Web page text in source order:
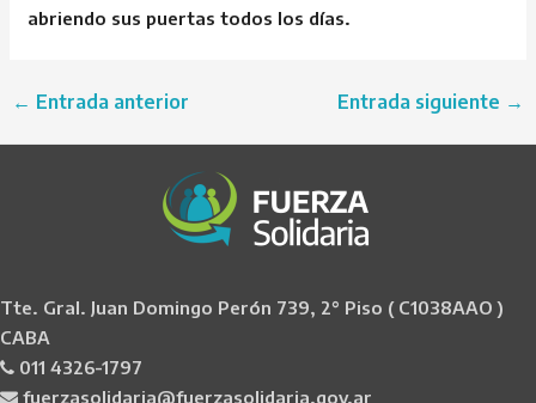
abriendo sus puertas todos los días.
← Entrada anterior Entrada siguiente →
Tte. Gral. Juan Domingo Perón 739, 2° Piso ( C1038AAO )
CABA
011 4326-1797
fuerzasolidaria@fuerzasolidaria.gov.ar